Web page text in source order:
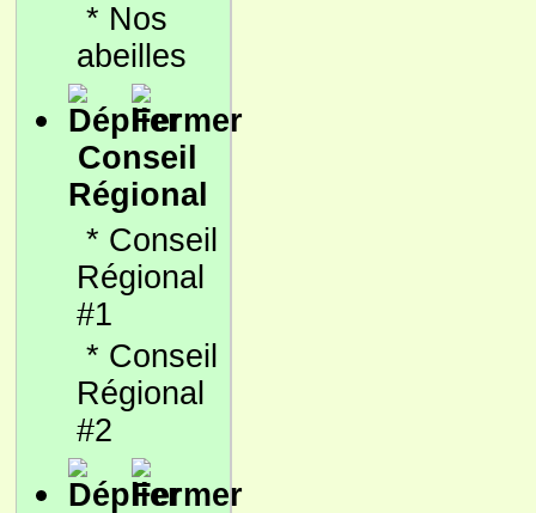
* Nos
abeilles
Conseil
Régional
* Conseil
Régional
#1
* Conseil
Régional
#2